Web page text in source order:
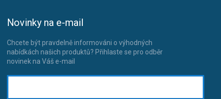
Novinky na e-mail
Chcete být pravdelně informováni o výhodných
nabídkách našich produktů? Přihlaste se pro odběr
novinek na Váš e-mail